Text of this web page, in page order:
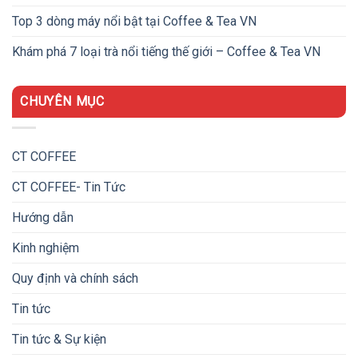
Top 3 dòng máy nổi bật tại Coffee & Tea VN
Khám phá 7 loại trà nổi tiếng thế giới – Coffee & Tea VN
CHUYÊN MỤC
CT COFFEE
CT COFFEE- Tin Tức
Hướng dẫn
Kinh nghiệm
Quy định và chính sách
Tin tức
Tin tức & Sự kiện